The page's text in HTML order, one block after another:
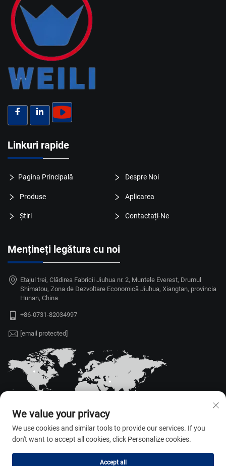
Linkuri rapide
Pagina Principală Despre Noi
Produse Aplicarea
Știri Contactați-Ne
Mențineți legătura cu noi
Etajul trei, Clădirea Fabricii Jiuhua nr. 2, Muntele Everest, Drumul
Shimatou, Zona de Dezvoltare Economică Jiuhua, Xiangtan, provincia
Hunan, China
+86-0731-82034997
[email protected]
Drepturi de autor © 2026 Hunan Weili
Auto Parts Appliance Co., Ltd. Toate
We value your privacy
We use cookies and similar tools to provide our services. If you
don't want to accept all cookies, click Personalize cookies.
Accept all